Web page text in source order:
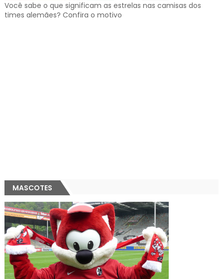
Você sabe o que significam as estrelas nas camisas dos
times alemães? Confira o motivo
MASCOTES